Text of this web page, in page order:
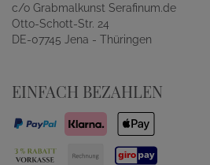
c/o Grabmalkunst Serafinum.de
Otto-Schott-Str. 24
DE-07745 Jena - Thüringen
EINFACH BEZAHLEN